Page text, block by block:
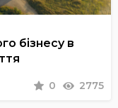
бізнесу в
0 2775